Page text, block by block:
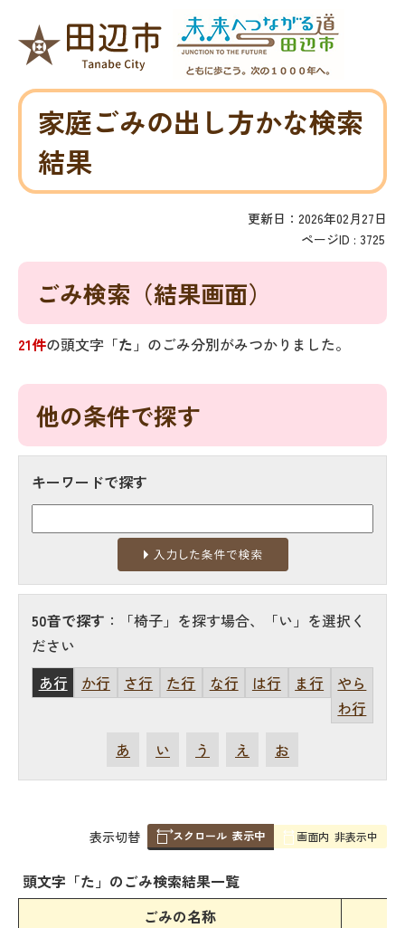
家庭ごみの出し方かな検索
結果
更新日：2026年02月27日
ページID : 3725
ごみ検索 （結果画面）
21件の頭文字「た 」のごみ分別がみつかりました。
他の条件で探す
キーワードで探す
50音で探す ：「椅子」を探す場合、「い」を選択く
ださい
あ行
か行 さ行 た行 な行 は行 ま行
やら
わ行
あ
い う え お
表
の
表示切替 スクロール 表示中 画面内 非表示中
頭文字「た 」のごみ検索結果一覧
ごみの名称